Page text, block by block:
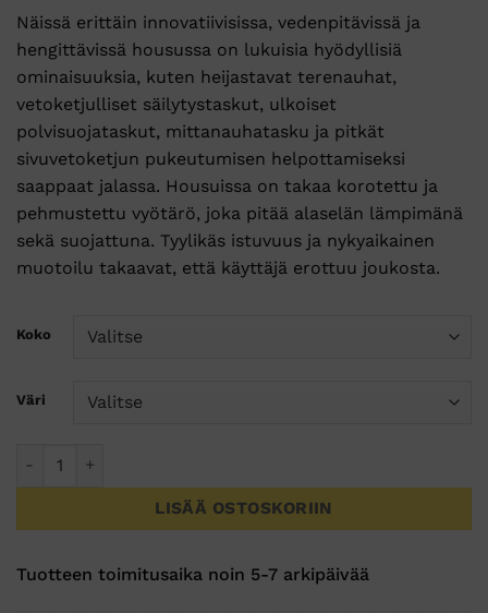
Näissä erittäin innovatiivisissa, vedenpitävissä ja
hengittävissä housussa on lukuisia hyödyllisiä
ominaisuuksia, kuten heijastavat terenauhat,
vetoketjulliset säilytystaskut, ulkoiset
polvisuojataskut, mittanauhatasku ja pitkät
sivuvetoketjun pukeutumisen helpottamiseksi
saappaat jalassa. Housuissa on takaa korotettu ja
pehmustettu vyötärö, joka pitää alaselän lämpimänä
sekä suojattuna. Tyylikäs istuvuus ja nykyaikainen
muotoilu takaavat, että käyttäjä erottuu joukosta.
Koko
Väri
LISÄÄ OSTOSKORIIN
Tuotteen toimitusaika noin 5-7 arkipäivää